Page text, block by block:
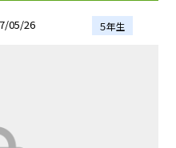
05/26 ５年生